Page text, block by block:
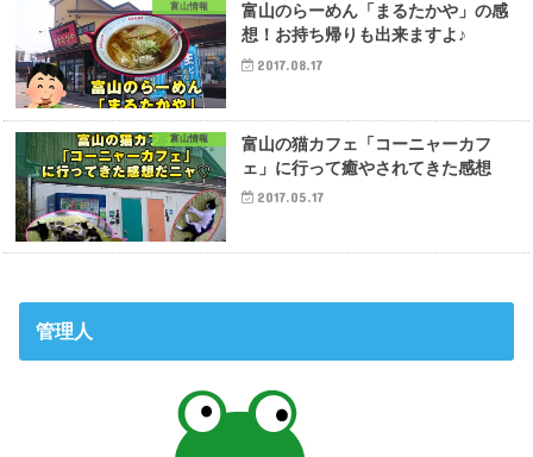
富山情報
富山のらーめん「まるたかや」の感
想！お持ち帰りも出来ますよ♪
2017.08.17
富山情報
富山の猫カフェ「コーニャーカフ
ェ」に行って癒やされてきた感想
2017.05.17
管理人